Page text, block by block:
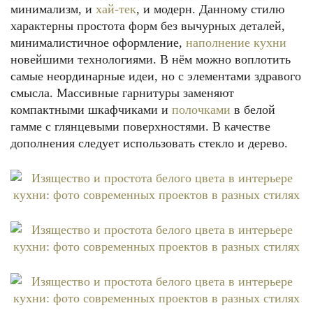
минимализм, и хай-тек, и модерн. Данному стилю
характерны простота форм без вычурных деталей,
минималистичное оформление, наполнение кухни
новейшими технологиями. В нём можно воплотить
самые неординарные идеи, но с элементами здравого
смысла. Массивные гарнитуры заменяют
компактными шкафчиками и полочками в белой
гамме с глянцевыми поверхностями. В качестве
дополнения следует использовать стекло и дерево.